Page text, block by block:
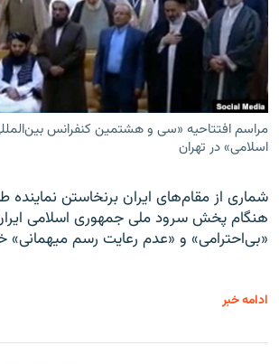
مراسم افتتاحیه «سی و هشتمین کنفرانس
اسلامی» در تهران
شماری از مقام‌های ایران برنخاستن نماینده
هنگام پخش سرود ملی جمهوری اسلامی
«بی‌احترامی» و «عدم رعایت رسم میهمانی»
ادامه خبر